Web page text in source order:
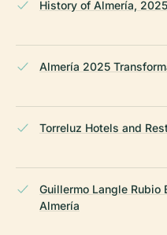
History of Almería,
Almería 2025
Torreluz Hotels and
Guillermo Langle Rubio
Almería